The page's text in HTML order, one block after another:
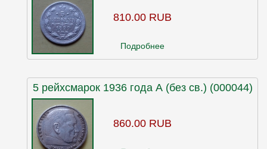
810.00 RUB
Подробнее
5 рейхсмарок 1936 года А (без св.) (000044)
860.00 RUB